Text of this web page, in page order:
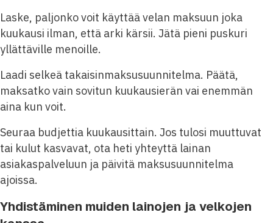
Laske, paljonko voit käyttää velan maksuun joka
kuukausi ilman, että arki kärsii. Jätä pieni puskuri
yllättäville menoille.
Laadi selkeä takaisinmaksusuunnitelma. Päätä,
maksatko vain sovitun kuukausierän vai enemmän
aina kun voit.
Seuraa budjettia kuukausittain. Jos tulosi muuttuvat
tai kulut kasvavat, ota heti yhteyttä lainan
asiakaspalveluun ja päivitä maksusuunnitelma
ajoissa.
Yhdistäminen muiden lainojen ja velkojen